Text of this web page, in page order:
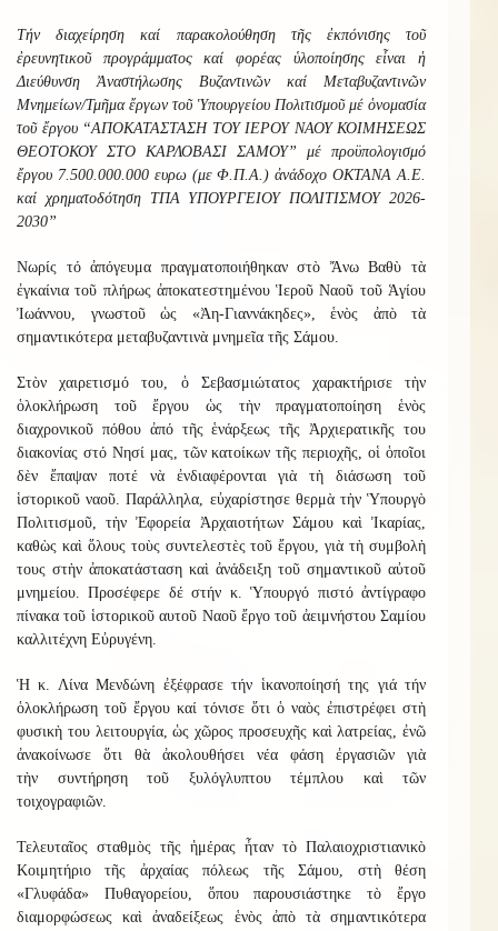
Τήν διαχείρηση καί παρακολούθηση τῆς ἐκπόνισης τοῦ
ἐρευνητικοῦ προγράμματος καί φορέας ὑλοποίησης εἶναι ἡ
Διεύθυνση Ἀναστήλωσης Βυζαντινῶν καί Μεταβυζαντινῶν
Μνημείων/Τμῆμα ἔργων τοῦ Ὑπουργείου Πολιτισμοῦ μέ ὁνομασία
τοῦ ἔργου “ΑΠΟΚΑΤΑΣΤΑΣΗ ΤΟΥ ΙΕΡΟΥ ΝΑΟΥ ΚΟΙΜΗΣΕΩΣ
ΘΕΟΤΟΚΟΥ ΣΤΟ ΚΑΡΛΟΒΑΣΙ ΣΑΜΟΥ” μέ προϋπολογισμό
ἔργου 7.500.000.000 ευρω (με Φ.Π.Α.) ἀνάδοχο ΟΚΤΑΝΑ Α.Ε.
καί χρηματοδότηση ΤΠΑ ΥΠΟΥΡΓΕΙΟΥ ΠΟΛΙΤΙΣΜΟΥ 2026-
2030”
Νωρίς τό ἀπόγευμα πραγματοποιήθηκαν στὸ Ἄνω Βαθὺ τὰ
ἐγκαίνια τοῦ πλήρως ἀποκατεστημένου Ἱεροῦ Ναοῦ τοῦἉγίου
Ἰωάννου, γνωστοῦ ὡς «Ἀη-Γιαννάκηδες», ἑνὸς ἀπὸ τὰ
σημαντικότερα μεταβυζαντινὰ μνημεῖα τῆς Σάμου.
Στὸν χαιρετισμό του, ὁ Σεβασμιώτατος χαρακτήρισε τὴν
ὁλοκλήρωση τοῦ ἔργου ὡς τὴν πραγματοποίηση ἑνὸς
διαχρονικοῦ πόθου ἀπό τῆς ἑνάρξεως τῆς Ἀρχιερατικῆς του
διακονίας στό Νησί μας, τῶν κατοίκων τῆς περιοχῆς, οἱ ὁποῖοι
δὲν ἔπαψαν ποτέ νὰ ἐνδιαφέρονται γιὰ τὴ διάσωση τοῦ
ἱστορικοῦ ναοῦ. Παράλληλα, εὐχαρίστησε θερμὰ τὴν Ὑπουργὸ
Πολιτισμοῦ, τὴν Ἐφορεία Ἀρχαιοτήτων Σάμου καὶ Ἰκαρίας,
καθὼς καὶ ὅλους τοὺς συντελεστὲς τοῦ ἔργου, γιὰ τὴ συμβολὴ
τους στὴν ἀποκατάσταση καὶ ἀνάδειξη τοῦ σημαντικοῦ αὐτοῦ
μνημείου. Προσέφερε δέ στήν κ. Ὑπουργό πιστό ἀντίγραφο
πίνακα τοῦ ἱστορικοῦ αυτοῦ Ναοῦ ἔργο τοῦ ἀειμνήστου Σαμίου
καλλιτέχνη Εὐρυγένη.
Ἡ κ. Λίνα Μενδώνη ἐξέφρασε τήν ἱκανοποίησή της γιά τήν
ὁλοκλήρωση τοῦ ἔργου καί τόνισε ὅτι ὁ ναὸς ἐπιστρέφει στὴ
φυσικὴ του λειτουργία, ὡς χῶρος προσευχῆς καὶ λατρείας, ἐνῶ
ἀνακοίνωσε ὅτι θὰ ἀκολουθήσει νέα φάση ἐργασιῶν γιὰ
τὴν
συντήρηση τοῦ ξυλόγλυπτου τέμπλου καὶ τῶν
τοιχογραφιῶν.
Τελευταῖος σταθμὸς τῆς ἡμέρας ἦταν τὸ Παλαιοχριστιανικὸ
Κοιμητήριο τῆς ἀρχαίας πόλεως τῆς Σάμου, στὴ θέση
«Γλυφάδα» Πυθαγορείου, ὅπου παρουσιάστηκε τὸ ἔργο
διαμορφώσεως καὶ ἀναδείξεως ἑνὸς ἀπὸ τὰ σημαντικότερα